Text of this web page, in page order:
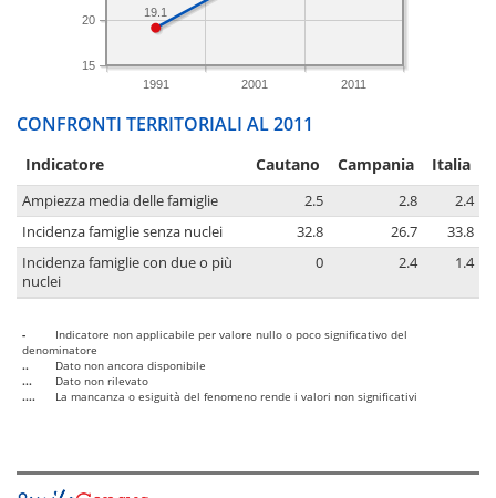
1991 2001 2011
15
20
19.1
CONFRONTI TERRITORIALI AL 2011
Indicatore Cautano Campania Italia
Ampiezza media delle famiglie 2.5 2.8
2.4
Incidenza famiglie senza nuclei
32.8 26.7
33.8
Incidenza famiglie con due o più
nuclei
0 2.4 1.4
-
Indicatore non applicabile per valore nullo o poco significativo del
denominatore
..
Dato non ancora disponibile
...
Dato non rilevato
....
La mancanza o esiguità del fenomeno rende i valori non significativi